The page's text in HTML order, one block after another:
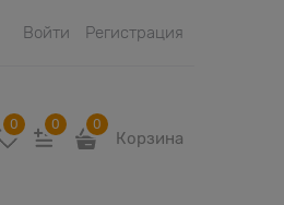
Войти Регистрация
0 0 0
Корзина